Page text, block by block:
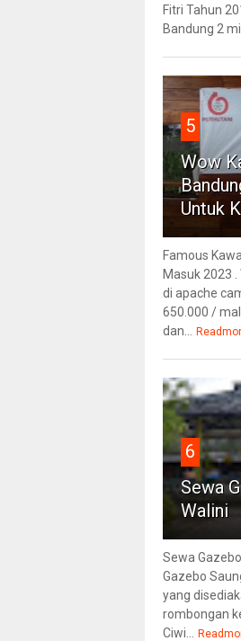
Fitri Tahun
Bandung 2
5
Wow
Untuk
Famous
Masuk 2023
di apache
650.000 /
dan...
6
Sewa
Walini
Sewa
Gazebo
yang
rombongan
Ciwi...